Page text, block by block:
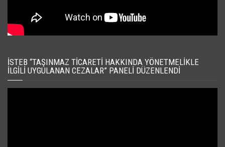
İSTEB “TAŞINMAZ TICARETI HAKKINDA YÖNETMELIKLE
İLGILI UYGULANAN CEZALAR” PANELI DÜZENLENDI